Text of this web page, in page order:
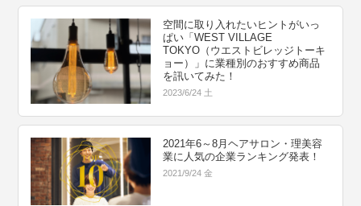
空間に取り入れたいヒントがいっ
ぱい「WEST VILLAGE
TOKYO（ウエストビレッジトーキ
ョー）」に業種別のおすすめ商品
を訊いてみた！
2023/6/24 土
2021年6～8月ヘアサロン・理美容
業に人気の企業ランキング発表！
2021/9/24 金